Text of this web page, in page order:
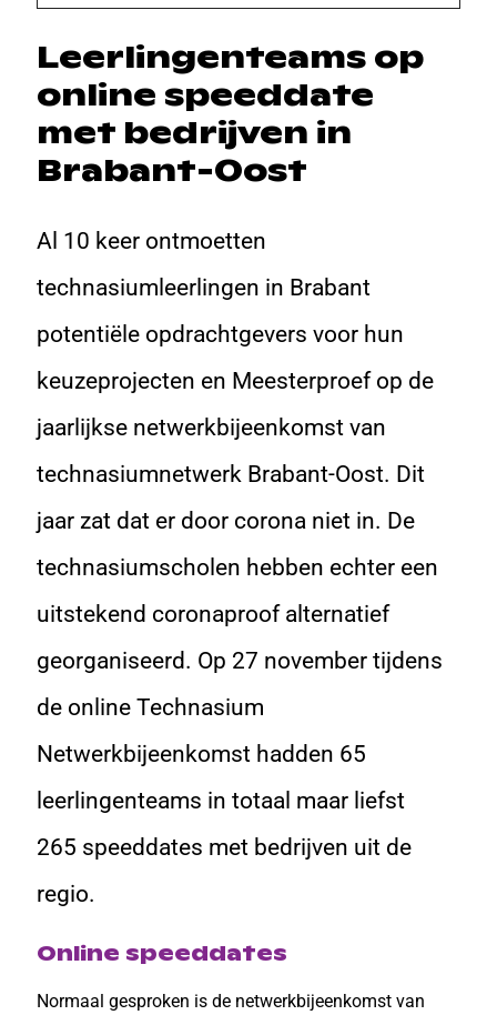
Leerlingenteams op
online speeddate
met bedrijven in
Brabant-Oost
Al 10 keer ontmoetten
technasiumleerlingen in Brabant
potentiële opdrachtgevers voor hun
keuzeprojecten en Meesterproef op de
jaarlijkse netwerkbijeenkomst van
technasiumnetwerk Brabant-Oost. Dit
jaar zat dat er door corona niet in. De
technasiumscholen hebben echter een
uitstekend coronaproof alternatief
georganiseerd. Op 27 november tijdens
de online Technasium
Netwerkbijeenkomst hadden 65
leerlingenteams in totaal maar liefst
265 speeddates met bedrijven uit de
regio.
Online speeddates
Normaal gesproken is de netwerkbijeenkomst van